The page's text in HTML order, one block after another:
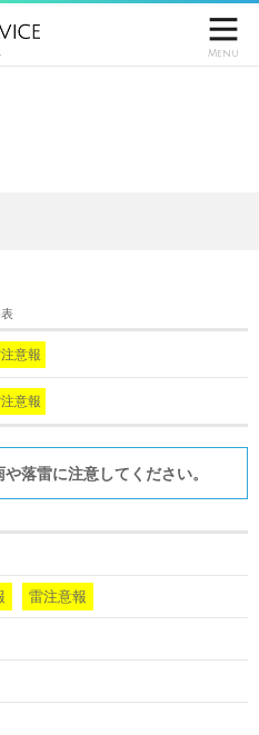

Menu
意報
意報
落雷に注意してください。
雷注意報